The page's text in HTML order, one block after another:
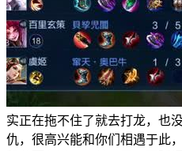
实正在拖不住了就去打龙，也
仇，很高兴能和你们相遇于此